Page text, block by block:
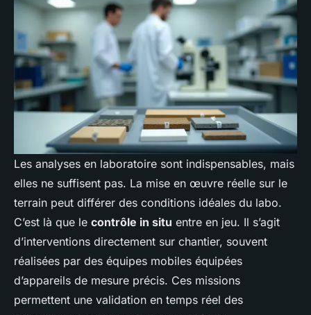
Les analyses en laboratoire sont indispensables, mais
elles ne suffisent pas. La mise en œuvre réelle sur le
terrain peut différer des conditions idéales du labo.
C’est là que le contrôle in situ entre en jeu. Il s’agit
d’interventions directement sur chantier, souvent
réalisées par des équipes mobiles équipées
d’appareils de mesure précis. Ces missions
permettent une validation en temps réel des